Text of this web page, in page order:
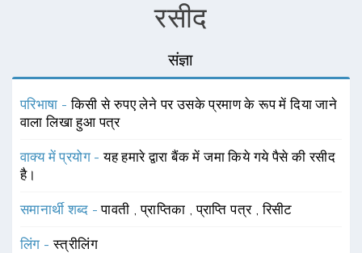
रसीद
संज्ञा
परिभाषा -किसी से रुपए लेने पर उसके प्रमाण के रूप में दिया जाने
वाला लिखा हुआ पत्र
वाक्य में प्रयोग -यह हमारे द्वारा बैंक में जमा किये गये पैसे की रसीद
है।
समानार्थी शब्द -पावती ,प्राप्तिका ,प्राप्ति पत्र ,रिसीट
लिंग -स्त्रीलिंग